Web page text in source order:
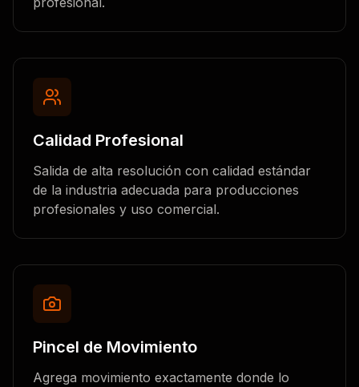
Calidad Profesional
Salida de alta resolución con calidad estándar
de la industria adecuada para producciones
profesionales y uso comercial.
Pincel de Movimiento
Agrega movimiento exactamente donde lo